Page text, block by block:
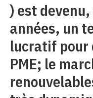
) est
années, un
lucratif pour
PME; le